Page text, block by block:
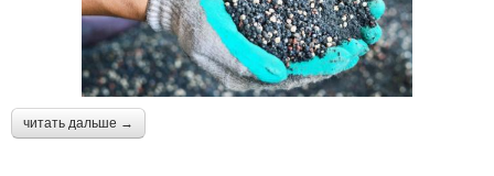
читать дальше →